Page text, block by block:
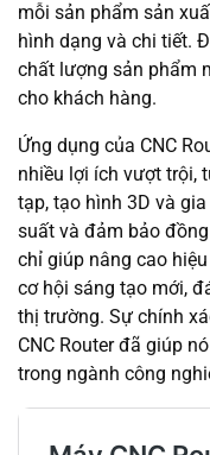
mỗi sản phẩm sản
hình dạng và chi tiết.
chất lượng sản phẩm
cho khách hàng.
Ứng dụng của CNC
nhiều lợi ích vượt trội,
tạp, tạo hình 3D và
suất và đảm bảo
chỉ giúp nâng cao
cơ hội sáng tạo mới,
thị trường. Sự chính
CNC Router đã giúp
trong ngành công